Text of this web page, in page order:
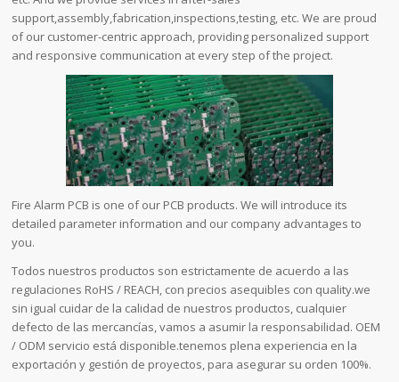
support,assembly,fabrication,inspections,testing, etc. We are proud
of our customer-centric approach, providing personalized support
and responsive communication at every step of the project.
Fire Alarm PCB is one of our PCB products. We will introduce its
detailed parameter information and our company advantages to
you.
Todos nuestros productos son estrictamente de acuerdo a las
regulaciones RoHS / REACH, con precios asequibles con quality.we
sin igual cuidar de la calidad de nuestros productos, cualquier
defecto de las mercancías, vamos a asumir la responsabilidad. OEM
/ ODM servicio está disponible.tenemos plena experiencia en la
exportación y gestión de proyectos, para asegurar su orden 100%.